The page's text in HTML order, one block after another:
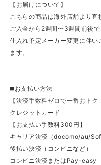
【お届けについて】
こちらの商品は海外店舗より直
ご入金から2週間〜3週間前後で
仕入れ予定メーカー変更に伴
ます。
◼️お支払い方法
【決済手数料ゼロで一番おトク
クレジットカード
【お支払い手数料300円】
キャリア決済（docomo/au/
後払い決済（コンビニなど）
コンビニ決済またはPay-easy